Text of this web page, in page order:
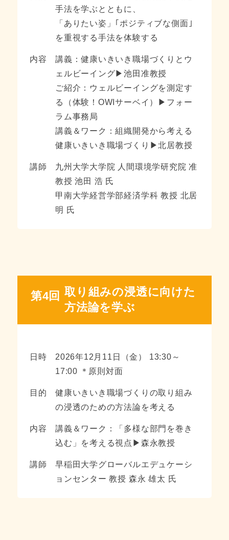
手法を学ぶとともに、
「ありたい姿」｢ポジティブな側面｣
を重視する手法を体験する
内容
講義：健康いきいき職場づくりとウ
ェルビーイング▶池田准教授
ご紹介：ウェルビーイングを測定す
る（体験！OWIサーベイ）▶フォー
ラム事務局
講義＆ワーク：組織開発から考える
健康いきいき職場づくり▶北居教授
講師
九州大学大学院 人間環境学研究院 准
教授 池田 浩 氏
甲南大学経営学部経済学科 教授 北居
明 氏
第4回 取り組みの浸透に向けた
方法論を学ぶ
日時
2026年12月11日（金） 13:30～
17:00 ＊原則対面
目的
健康いきいき職場づくりの取り組み
の浸透のための方法論を考える
内容
講義＆ワーク：「多様な部門を巻き
込む」を考える視点▶森永教授
講師
早稲田大学グローバルエデュケーシ
ョンセンター 教授 森永 雄太 氏